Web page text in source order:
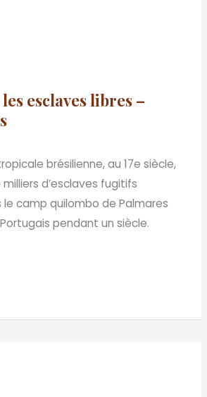
esclaves libres –
brésilienne, au 17e siècle,
d’esclaves fugitifs
le camp quilombo de Palmares
pendant un siècle.